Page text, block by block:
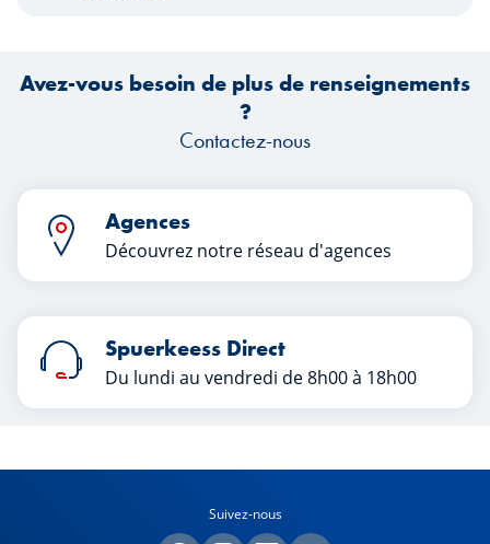
Avez-vous besoin de plus de renseignements
?
Contactez-nous
Agences
Découvrez notre réseau d'agences
Spuerkeess Direct
Du lundi au vendredi de 8h00 à 18h00
Suivez-nous